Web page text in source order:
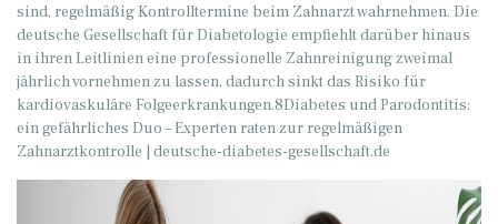
sind, regelmäßig Kontrolltermine beim Zahnarzt wahrnehmen. Die
deutsche Gesellschaft für Diabetologie empfiehlt darüber hinaus
in ihren Leitlinien eine professionelle Zahnreinigung zweimal
jährlich vornehmen zu lassen, dadurch sinkt das Risiko für
kardiovaskuläre Folgeerkrankungen.8Diabetes und Parodontitis:
ein gefährliches Duo – Experten raten zur regelmäßigen
Zahnarztkontrolle | deutsche-diabetes-gesellschaft.de